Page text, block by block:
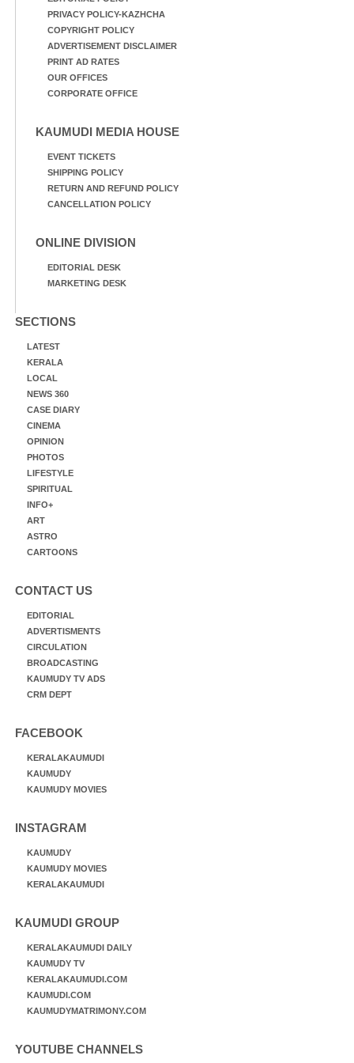
PRIVACY POLICY-KAZHCHA
COPYRIGHT POLICY
ADVERTISEMENT DISCLAIMER
PRINT AD RATES
OUR OFFICES
CORPORATE OFFICE
KAUMUDI MEDIA HOUSE
EVENT TICKETS
SHIPPING POLICY
RETURN AND REFUND POLICY
CANCELLATION POLICY
ONLINE DIVISION
EDITORIAL DESK
MARKETING DESK
SECTIONS
LATEST
KERALA
LOCAL
NEWS 360
CASE DIARY
CINEMA
OPINION
PHOTOS
LIFESTYLE
SPIRITUAL
INFO+
ART
ASTRO
CARTOONS
CONTACT US
EDITORIAL
ADVERTISMENTS
CIRCULATION
BROADCASTING
KAUMUDY TV ADS
CRM DEPT
FACEBOOK
KERALAKAUMUDI
KAUMUDY
KAUMUDY MOVIES
INSTAGRAM
KAUMUDY
KAUMUDY MOVIES
KERALAKAUMUDI
KAUMUDI GROUP
KERALAKAUMUDI DAILY
KAUMUDY TV
KERALAKAUMUDI.COM
KAUMUDI.COM
KAUMUDYMATRIMONY.COM
YOUTUBE CHANNELS